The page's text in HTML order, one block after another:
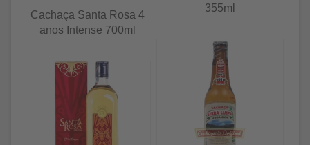
Cachaça Santa Rosa 4
anos Intense 700ml
355ml